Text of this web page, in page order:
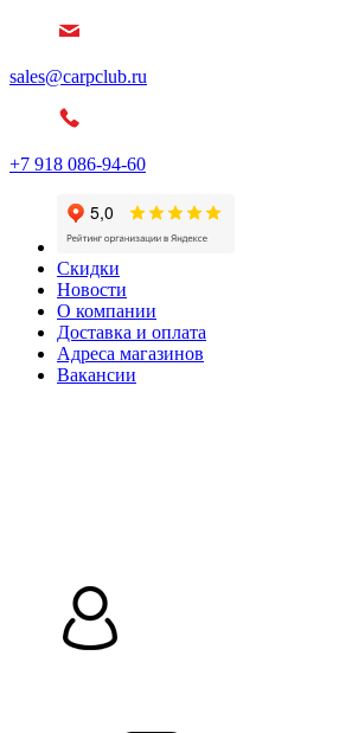
sales@carpclub.ru
+7 918 086-94-60
Скидки
Новости
О компании
Доставка и оплата
Адреса магазинов
Вакансии